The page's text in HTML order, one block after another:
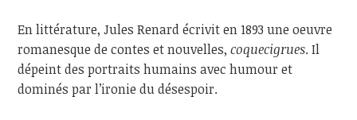
En littérature, Jules Renard écrivit en 1893 une oeuvre
romanesque de contes et nouvelles,coquecigrues. Il
dépeint des portraits humains avec humour et
dominés par l’ironie du désespoir.